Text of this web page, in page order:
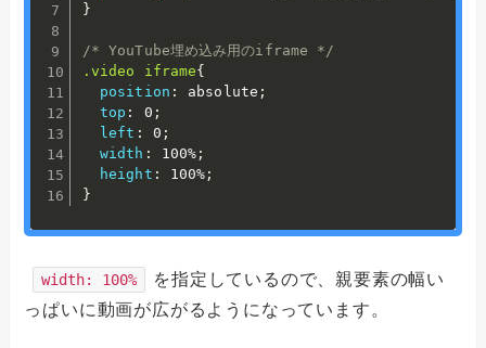
}
/* YouTube埋め込み用のiframe */
.video iframe{
position : absolute ;
top : 0 ;
left : 0 ;
width : 100% ;
height : 100% ;
}
width: 100%
を指定しているので、親要素の幅い
っぱいに動画が広がるようになっています。